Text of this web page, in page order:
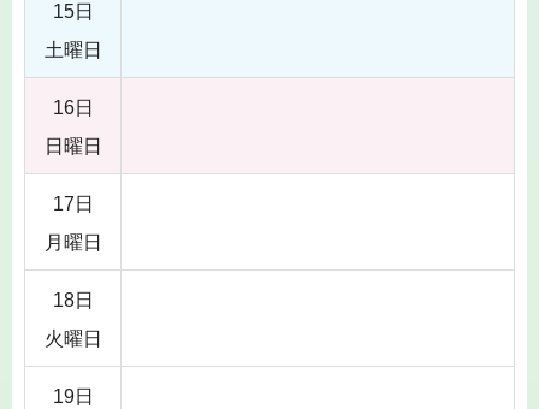
15日
土曜日
16日
日曜日
17日
月曜日
18日
火曜日
19日